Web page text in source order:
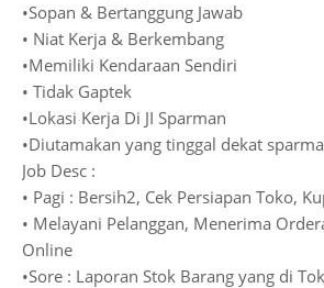
•Sopan & Bertanggung Jawab
• Niat Kerja & Berkembang
•Memiliki Kendaraan Sendiri
• Tidak Gaptek
•Lokasi Kerja Di JI Sparman
•Diutamakan yang tinggal dekat
Job Desc :
• Pagi : Bersih2, Cek Persiapan Toko,
• Melayani Pelanggan, Menerima
Online
•Sore : Laporan Stok Barang yang di